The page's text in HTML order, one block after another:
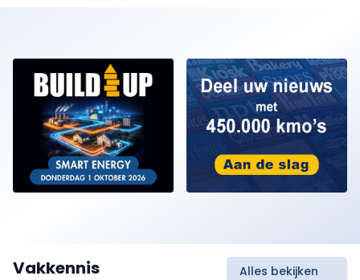
Vakkennis Alles bekijken